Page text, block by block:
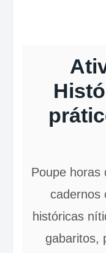
Poupe horas
cadernos
históricas
gabaritos,